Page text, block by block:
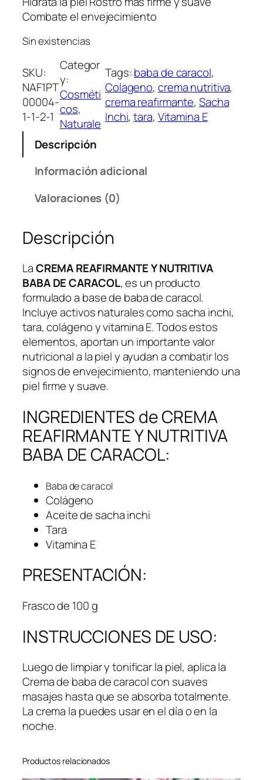
Combate el envejecimiento
Sin existencias
SKU:
NAF1PT
00004-
1-1-2-1
Categor
y:
Cosméti
cos
Naturale
Tags:baba de caracol
Colageno, crema nutritiva
crema reafirmante, Sacha
Inchi, tara, Vitamina E
Descripción
Información adicional
Valoraciones (0)
Descripción
LaCREMA REAFIRMANTE Y NUTRITIVA
BABA DE CARACOL, es un producto
formulado a base de baba de caracol.
Incluye activos naturales como sacha inchi,
tara, colágeno y vitamina E. Todos estos
elementos, aportan un importante valor
nutricional a la piel y ayudan a combatir los
signos de envejecimiento, manteniendo una
piel firme y suave.
INGREDIENTES de CREMA
REAFIRMANTE Y NUTRITIVA
BABA DE CARACOL:
Baba de caracol
Colágeno
Aceite de sacha inchi
Tara
Vitamina E
PRESENTACIÓN:
Frasco de 100 g
INSTRUCCIONES DE USO:
Luego de limpiar y tonificar la piel, aplica la
Crema de baba de caracol con suaves
masajes hasta que se absorba totalmente.
La crema la puedes usar en el día o en la
noche.
Productos relacionados